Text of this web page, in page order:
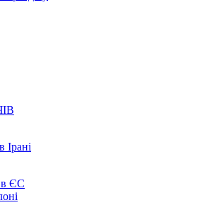
Ірані
в ЄС